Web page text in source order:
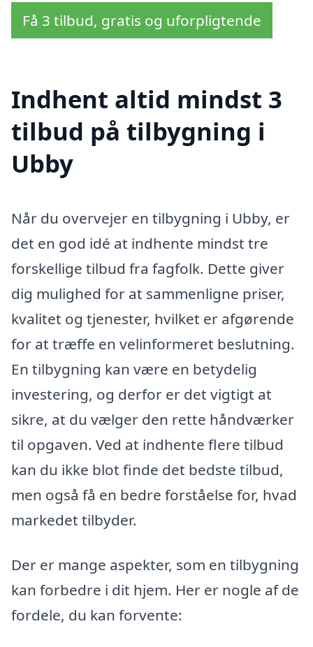
Få 3 tilbud, gratis og uforpligtende
Indhent altid mindst 3
tilbud på tilbygning i
Ubby
Når du overvejer en tilbygning i Ubby, er
det en god idé at indhente mindst tre
forskellige tilbud fra fagfolk. Dette giver
dig mulighed for at sammenligne priser,
kvalitet og tjenester, hvilket er afgørende
for at træffe en velinformeret beslutning.
En tilbygning kan være en betydelig
investering, og derfor er det vigtigt at
sikre, at du vælger den rette håndværker
til opgaven. Ved at indhente flere tilbud
kan du ikke blot finde det bedste tilbud,
men også få en bedre forståelse for, hvad
markedet tilbyder.
Der er mange aspekter, som en tilbygning
kan forbedre i dit hjem. Her er nogle af de
fordele, du kan forvente: